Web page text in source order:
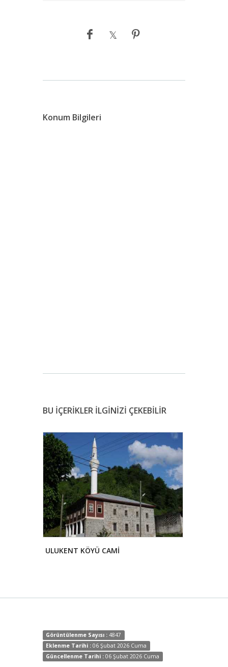
Konum Bilgileri
BU İÇERİKLER İLGİNİZİ ÇEKEBİLİR
ULUKENT KÖYÜ CAMİ
Görüntülenme Sayısı : 4847
Eklenme Tarihi : 06 Şubat 2026 Cuma
Güncellenme Tarihi : 06 Şubat 2026 Cuma